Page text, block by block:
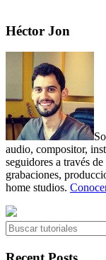
Primary
Sidebar
Héctor Jon
audio, compositor,
seguidores a través
grabaciones,
home studios.
Buscar
tutoriales